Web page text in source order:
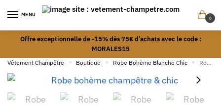
MENU
0
Offre exceptionnelle de -15% dès 75€ d’achats avec le code :
MORALES15
Vêtement Champêtre » Boutique » Robe Bohème Blanche Chic » Robe bohème champêtre & chic